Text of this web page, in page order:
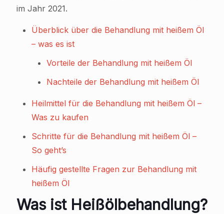
im Jahr 2021.
Überblick über die Behandlung mit heißem Öl
– was es ist
Vorteile der Behandlung mit heißem Öl
Nachteile der Behandlung mit heißem Öl
Heilmittel für die Behandlung mit heißem Öl –
Was zu kaufen
Schritte für die Behandlung mit heißem Öl –
So geht’s
Häufig gestellte Fragen zur Behandlung mit
heißem Öl
Was ist Heißölbehandlung?